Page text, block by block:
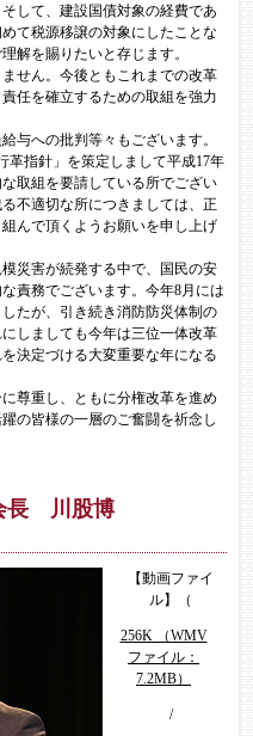
して、建設国債対象の経費であ
て税源移譲の対象にしたことな
解を賜りたいと存じます。
せん。今後ともこれまでの改革
任を確立するための取組を強力
与への批判等々もございます。
革指針」を策定しまして平成17年
取組を要請している所でござい
不適切な所につきましては、正
んで頂くようお願いを申し上げ
災害が続発する中で、国民の安
責務でございます。今年8月には
たが、引き続き消防防災体制の
しましても今年は三位一体改革
決定づける大変重要な年になる
尊重し、ともに分権改革を進め
の皆様の一層のご奮闘を祈念し
長 川股博
【動画ファイ
ル】（
256K （WMV
ファイル：
7.2MB）
/